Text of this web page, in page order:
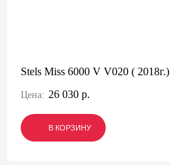
Stels Miss 6000 V V020 ( 2018г.)
Цена: 26 030 р.
В КОРЗИНУ
В КОРЗИНУ
В КОРЗИНУ